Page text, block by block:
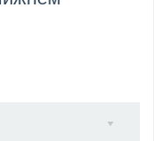
волну участ...